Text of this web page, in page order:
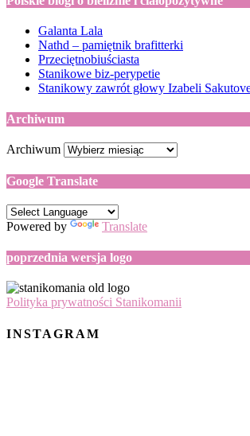
Galanta Lala
Nathd – pamiętnik brafitterki
Przeciętnobiuściasta
Stanikowe biz-perypetie
Stanikowy zawrót głowy Izabeli
Archiwum
Archiwum
Google Translate
Powered by Translate
poprzednia wersja logo
Polityka prywatności Stanikomanii
INSTAGRAM